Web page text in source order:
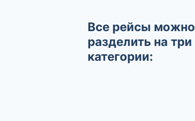
Все рейсы можно
разделить на три
категории: